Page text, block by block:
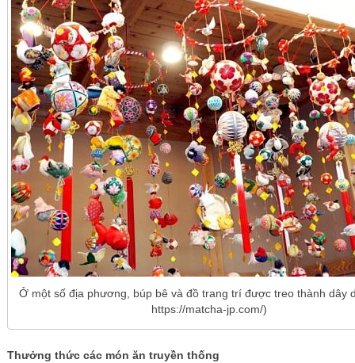
Ở một số địa phương, búp bê và đồ trang trí được treo thành dây
https://matcha-jp.com/)
Thưởng thức các món ăn truyền thống